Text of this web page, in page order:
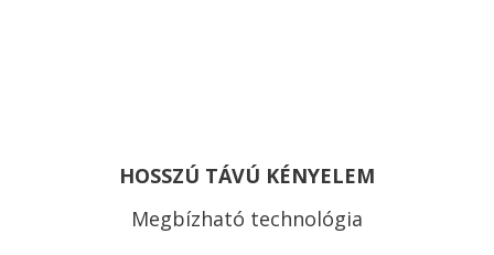
HOSSZÚ TÁVÚ KÉNYELEM
Megbízható technológia